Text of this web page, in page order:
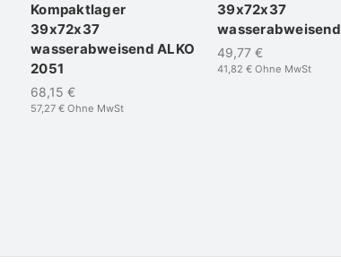
Kompaktlager
39x72x37
wasserabweisend ALKO
2051
68,15 €
57,27 € Ohne MwSt
39x72x37
wasserabweisend
49,77 €
41,82 € Ohne MwSt